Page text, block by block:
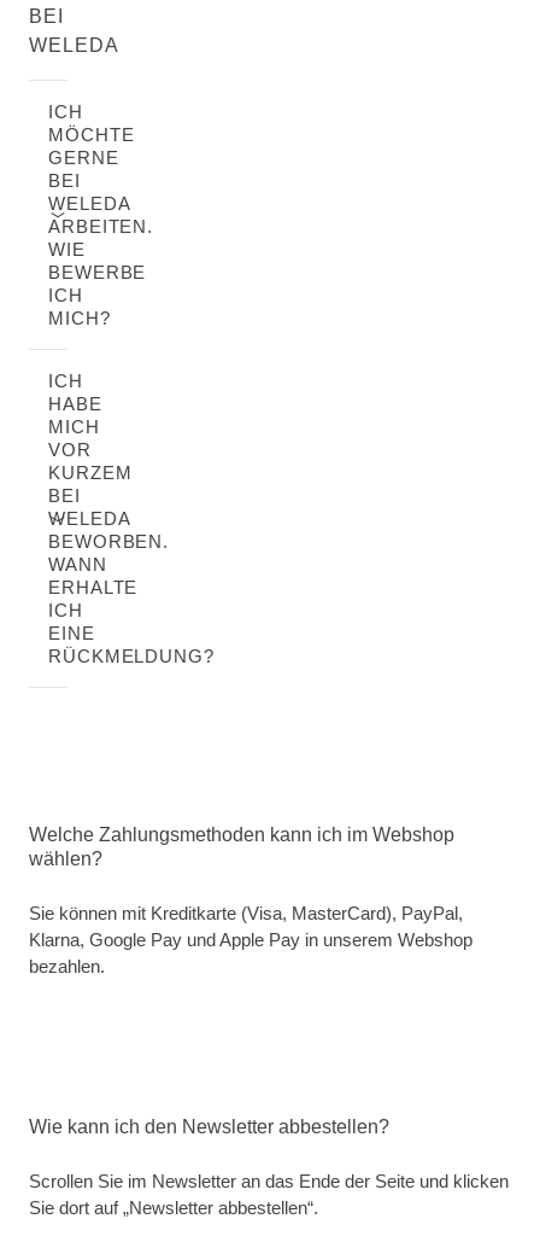
BEI
WELEDA
ICH
MÖCHTE
GERNE
BEI
WELEDA
ARBEITEN.
WIE
BEWERBE
ICH
MICH?
ICH
HABE
MICH
VOR
KURZEM
BEI
WELEDA
BEWORBEN.
WANN
ERHALTE
ICH
EINE
RÜCKMELDUNG?
Welche Zahlungsmethoden kann ich im Webshop
wählen?
Sie können mit Kreditkarte (Visa, MasterCard), PayPal,
Klarna, Google Pay und Apple Pay in unserem Webshop
bezahlen.
Wie kann ich den Newsletter abbestellen?
Scrollen Sie im Newsletter an das Ende der Seite und klicken
Sie dort auf „Newsletter abbestellen“.